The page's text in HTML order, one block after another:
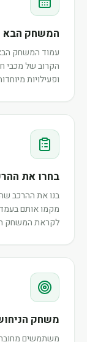
המשחק הבא
עמוד המשחק
הקרוב של מכבי
ופעילויות
בחרו את
בנו את ההרכב
מקמו אותם
לקראת המשחק
משחק
משתמשים